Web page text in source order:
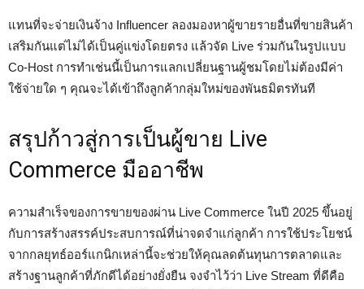
แทนที่จะจ่ายเงินจ้าง Influencer ลองมองหาผู้ขายรายอื่นที่ขายสินค้า
เสริมกันแต่ไม่ได้เป็นคู่แข่งโดยตรง แล้วจัด Live ร่วมกันในรูปแบบ
Co-Host การทำเช่นนี้เป็นการแลกเปลี่ยนฐานผู้ชมโดยไม่ต้องมีค่า
ใช้จ่ายใด ๆ คุณจะได้เข้าถึงลูกค้ากลุ่มใหม่ของพันธมิตรทันที
สรุปก้าวสู่การเป็นผู้ขาย Live
Commerce มืออาชีพ
ความสำเร็จของการขายของผ่าน Live Commerce ในปี 2025 ขึ้นอยู่
กับการสร้างสรรค์ประสบการณ์ที่น่าจดจำแก่ลูกค้า การใช้ประโยชน์
จากกลยุทธ์ออร์แกนิกเหล่านี้จะช่วยให้คุณลดต้นทุนการตลาดและ
สร้างฐานลูกค้าที่ภักดีได้อย่างยั่งยืน จงจำไว้ว่า Live Stream ที่ดีคือ